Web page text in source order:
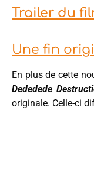
Trailer du
Une fin
En plus de cette
Dededede
originale. Celle-ci